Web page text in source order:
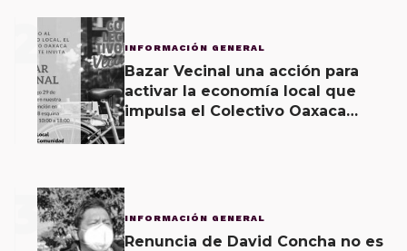
2 INFORMACIÓN GENERAL
Bazar Vecinal una acción para
activar la economía local que
impulsa el Colectivo Oaxaca
3 INFORMACIÓN GENERAL
Renuncia de David Concha no es